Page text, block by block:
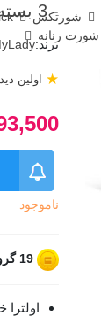
شورتکس
شورت زنانه
- 3 بسته 7 عددی
برند:
اولین ★
193,500
ناموجود
19
اولترا